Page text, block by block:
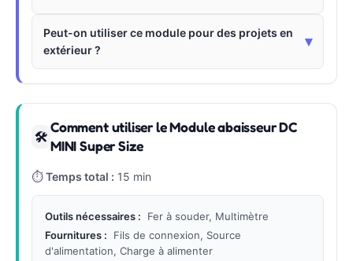
Peut-on utiliser ce module pour des projets en
extérieur ?
▾
🛠
Comment utiliser le Module abaisseur DC
MINI Super Size
⏱Temps total : 15 min
Outils nécessaires :
Fer à souder, Multimètre
Fournitures :
Fils de connexion, Source
d'alimentation, Charge à alimenter